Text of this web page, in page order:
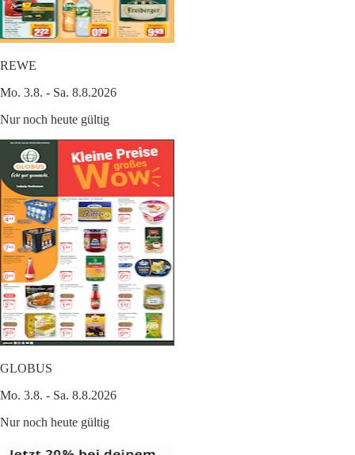
REWE
Mo. 3.8. - Sa. 8.8.2026
Nur noch heute gültig
GLOBUS
Mo. 3.8. - Sa. 8.8.2026
Nur noch heute gültig